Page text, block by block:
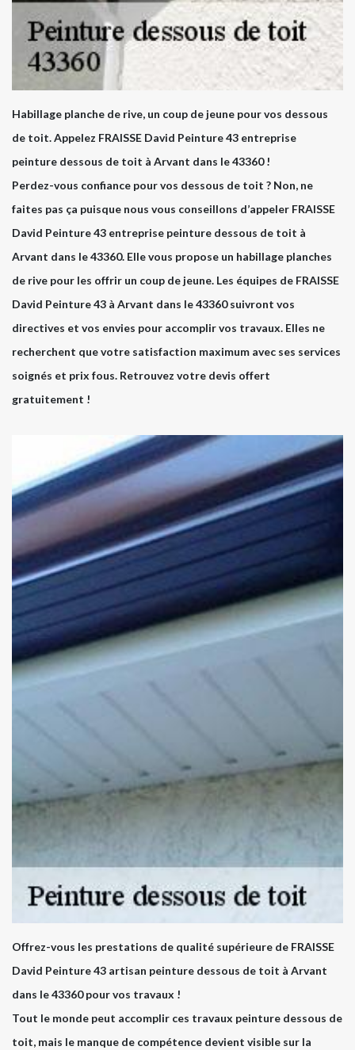
Habillage planche de rive, un coup de jeune pour vos dessous
de toit. Appelez FRAISSE David Peinture 43 entreprise
peinture dessous de toit à Arvant dans le 43360 !
Perdez-vous confiance pour vos dessous de toit ? Non, ne
faites pas ça puisque nous vous conseillons d’appeler FRAISSE
David Peinture 43 entreprise peinture dessous de toit à
Arvant dans le 43360. Elle vous propose un habillage planches
de rive pour les offrir un coup de jeune. Les équipes de FRAISSE
David Peinture 43 à Arvant dans le 43360 suivront vos
directives et vos envies pour accomplir vos travaux. Elles ne
recherchent que votre satisfaction maximum avec ses services
soignés et prix fous. Retrouvez votre devis offert
gratuitement !
Offrez-vous les prestations de qualité supérieure de FRAISSE
David Peinture 43 artisan peinture dessous de toit à Arvant
dans le 43360 pour vos travaux !
Tout le monde peut accomplir ces travaux peinture dessous de
toit, mais le manque de compétence devient visible sur la